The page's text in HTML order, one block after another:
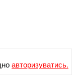
авторизуватись.